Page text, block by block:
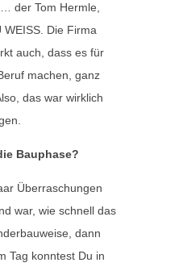
der Tom Hermle,
Die Firma
auch, dass es für
machen, ganz
das war wirklich
Bauphase?
Überraschungen
war, wie schnell das
dann
Tag konntest Du in